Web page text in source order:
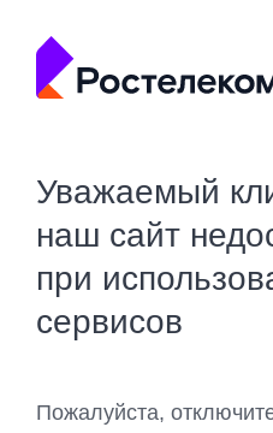
Уважаемый
наш сайт
при
сервисов
Пожалуйста,